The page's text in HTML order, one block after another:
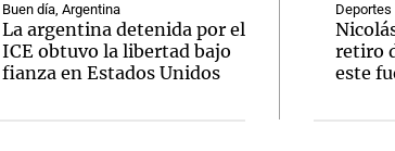
Buen día, Argentina
La argentina detenida por el
ICE obtuvo la libertad bajo
fianza en Estados Unidos
Deportes
retiro
este
Notas
El huracán de Arequito